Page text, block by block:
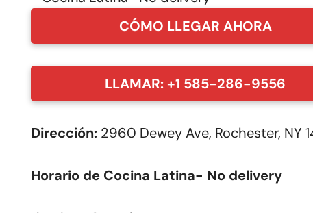
CÓMO LLEGAR AHORA
LLAMAR: +1 585-286-9556
Dirección: 2960 Dewey Ave, Rochester, NY
Horario de Cocina Latina- No delivery